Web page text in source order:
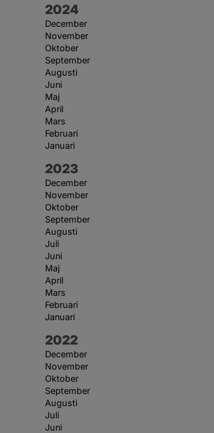
År:
2024
December
November
Oktober
September
Augusti
Juni
Maj
April
Mars
Februari
Januari
År:
2023
December
November
Oktober
September
Augusti
Juli
Juni
Maj
April
Mars
Februari
Januari
År:
2022
December
November
Oktober
September
Augusti
Juli
Juni